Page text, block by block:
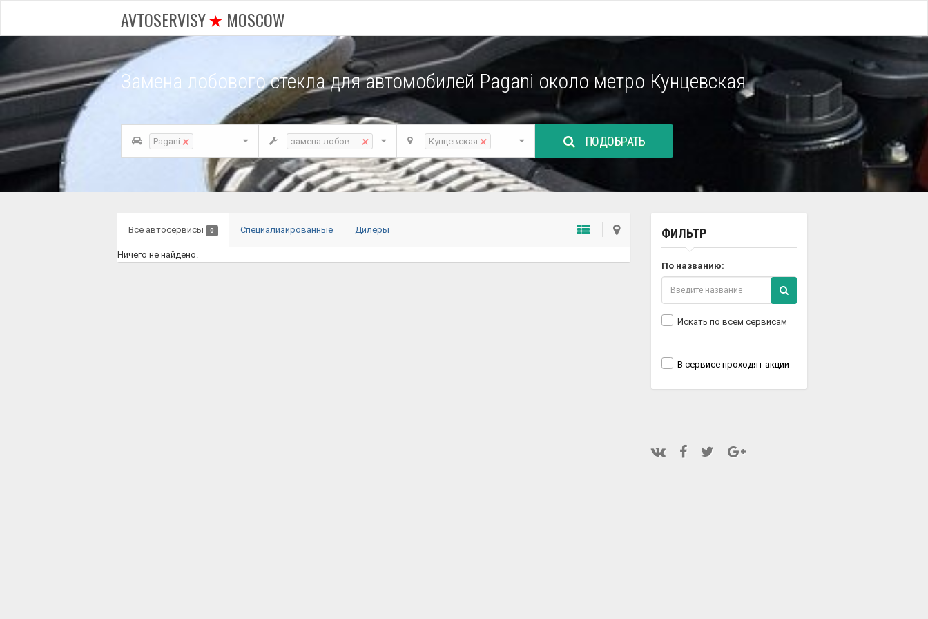
AVTOSERVISY MOSCOW
Замена лобового стекла для автомобилей Pagani около метро Кунцевская
Pagani × замена лобового стекла
× Кунцевская × ПОДОБРАТЬ
Все автосервисы 0 Специализированные Дилеры
Ничего не найдено.
ФИЛЬТР
По названию:
Искать по всем сервисам
В сервисе проходят акции